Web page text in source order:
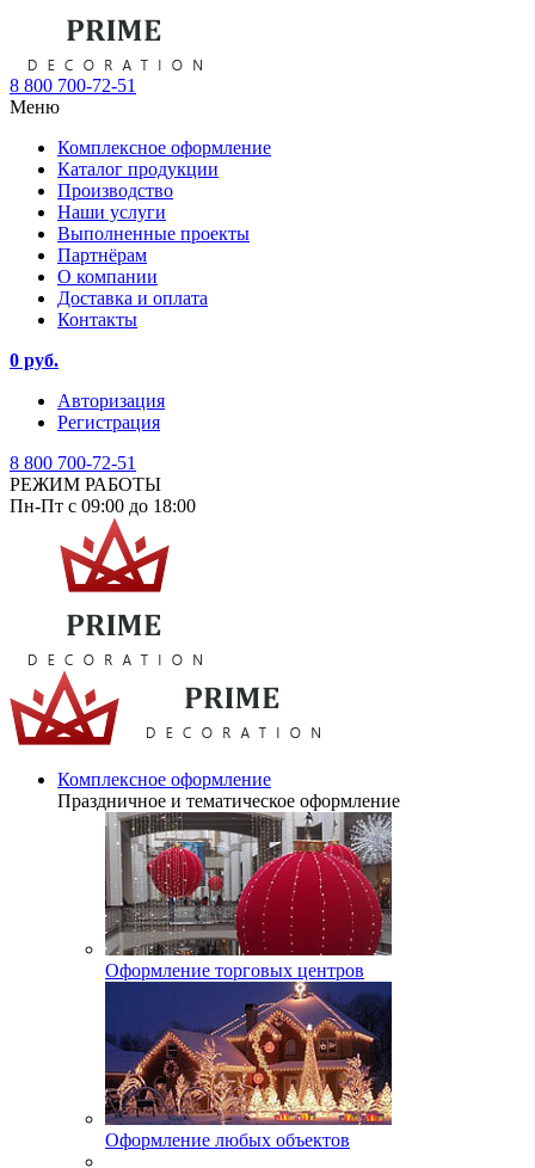
8 800 700-72-51
Меню
Комплексное оформление
Каталог продукции
Производство
Наши услуги
Выполненные проекты
Партнёрам
О компании
Доставка и оплата
Контакты
0 руб.
Авторизация
Регистрация
8 800 700-72-51
РЕЖИМ РАБОТЫ
Пн-Пт с 09:00 до 18:00
Комплексное оформление
Праздничное и тематическое оформление
Оформление торговых центров
Оформление любых объектов